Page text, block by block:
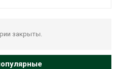
закрыты.